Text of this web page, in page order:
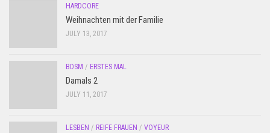
HARDCORE
Weihnachten mit der Familie
JULY 13, 2017
BDSM / ERSTES MAL
Damals 2
JULY 11, 2017
LESBEN / REIFE FRAUEN / VOYEUR